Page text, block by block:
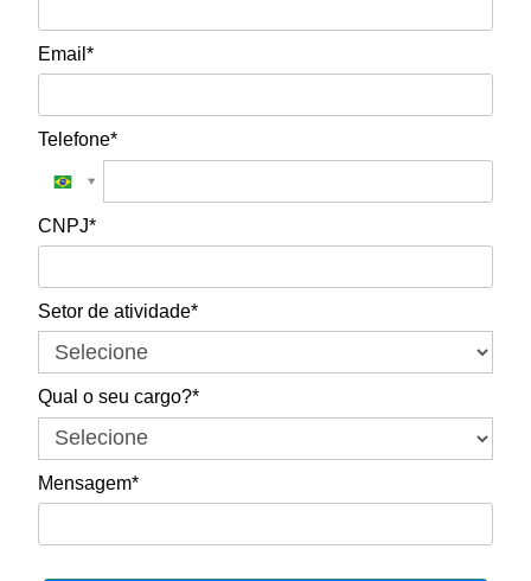
Email*
Telefone*
CNPJ*
Setor de atividade*
Qual o seu cargo?*
Mensagem*